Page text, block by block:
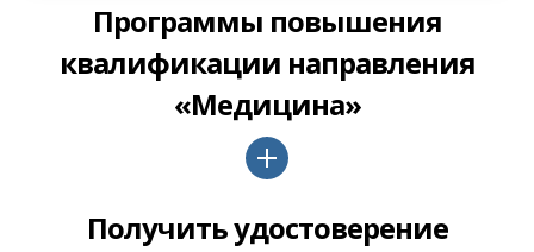
Программы повышения
квалификации направления
«Медицина»
Получить удостоверение